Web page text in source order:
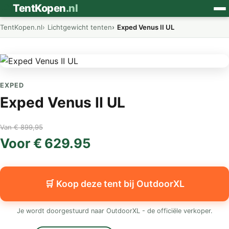
TentKopen.nl
TentKopen.nl Lichtgewicht tenten Exped Venus II UL
EXPED
Exped Venus II UL
Van € 899,95
Voor € 629.95
🛒 Koop deze tent bij OutdoorXL
Je wordt doorgestuurd naar OutdoorXL - de officiële verkoper.